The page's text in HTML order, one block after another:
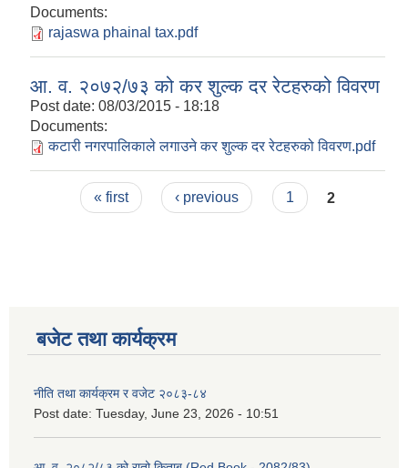
Documents:
rajaswa phainal tax.pdf
आ. व. २०७२/७३ को कर शुल्क दर रेटहरुको विवरण
Post date: 08/03/2015 - 18:18
Documents:
कटारी नगरपालिकाले लगाउने कर शुल्क दर रेटहरुको विवरण.pdf
Pages« first ‹ previous 1 2
बजेट तथा कार्यक्रम
नीति तथा कार्यक्रम र वजेट २०८३-८४
Post date: Tuesday, June 23, 2026 - 10:51